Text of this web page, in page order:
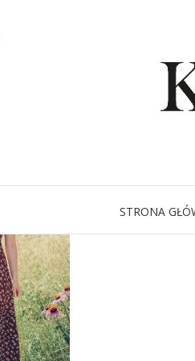
STRONA